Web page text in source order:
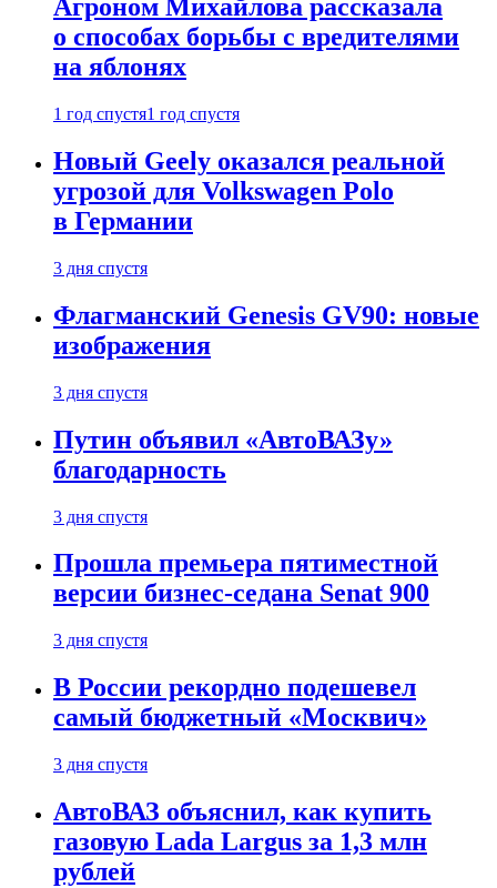
Агроном Михайлова рассказала
о способах борьбы с вредителями
на яблонях
1 год спустя1 год спустя
Новый Geely оказался реальной
угрозой для Volkswagen Polo
в Германии
3 дня спустя
Флагманский Genesis GV90: новые
изображения
3 дня спустя
Путин объявил «АвтоВАЗу»
благодарность
3 дня спустя
Прошла премьера пятиместной
версии бизнес-седана Senat 900
3 дня спустя
В России рекордно подешевел
самый бюджетный «Москвич»
3 дня спустя
АвтоВАЗ объяснил, как купить
газовую Lada Largus за 1,3 млн
рублей